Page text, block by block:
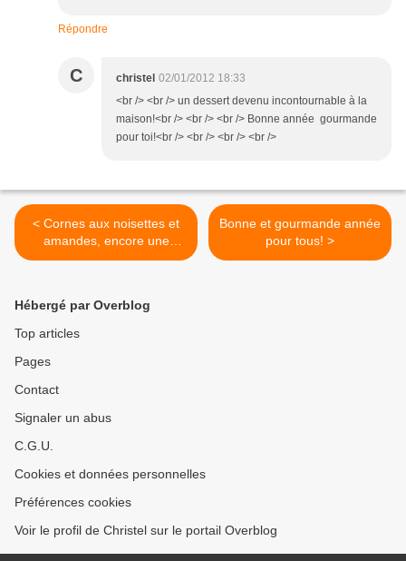
Répondre
C christel 02/01/2012 18:33
<br /> <br /> un dessert devenu incontournable à la
maison!<br /> <br /> <br /> Bonne année gourmande
pour toi!<br /> <br /> <br /> <br />
< Cornes aux noisettes et
amandes, encore une
recette de Martha Stewart
Bonne et gourmande année
pour tous! >
Hébergé par Overblog
Top articles
Pages
Contact
Signaler un abus
C.G.U.
Cookies et données personnelles
Préférences cookies
Voir le profil de Christel sur le portail Overblog